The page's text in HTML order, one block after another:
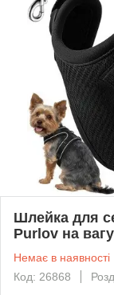
Шлейка для
Purlov на
Немає в наявності
Код: 26868